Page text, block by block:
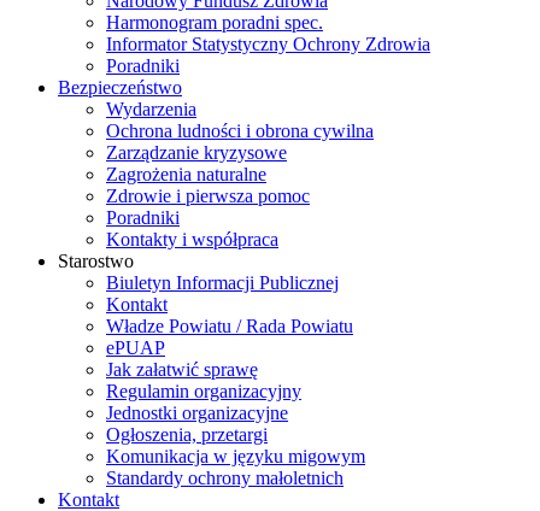
Harmonogram poradni spec.
Informator Statystyczny Ochrony Zdrowia
Poradniki
Bezpieczeństwo
Wydarzenia
Ochrona ludności i obrona cywilna
Zarządzanie kryzysowe
Zagrożenia naturalne
Zdrowie i pierwsza pomoc
Poradniki
Kontakty i współpraca
Starostwo
Biuletyn Informacji Publicznej
Kontakt
Władze Powiatu / Rada Powiatu
ePUAP
Jak załatwić sprawę
Regulamin organizacyjny
Jednostki organizacyjne
Ogłoszenia, przetargi
Komunikacja w języku migowym
Standardy ochrony małoletnich
Kontakt